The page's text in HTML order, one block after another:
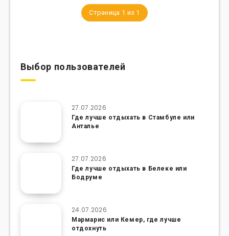
Страница 1 из 1
Выбор пользователей
27.07.2026
Где лучше отдыхать в Стамбуле или
Анталье
27.07.2026
Где лучше отдыхать в Белеке или
Бодруме
24.07.2026
Мармарис или Кемер, где лучше
отдохнуть